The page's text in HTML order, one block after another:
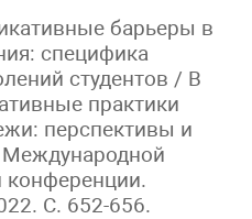
барьеры в
специфика
студентов / В
практики
перспективы и
конференции.
С. 652-656.